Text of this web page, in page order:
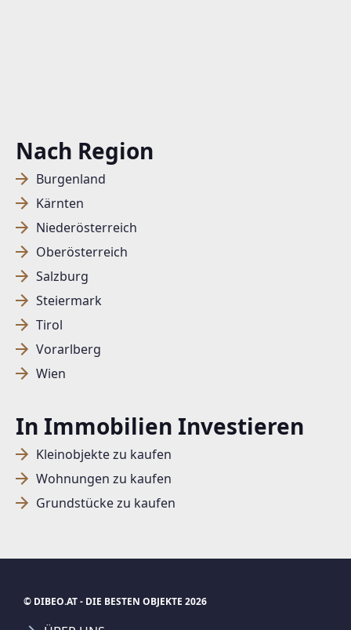
Nach Region
Burgenland
Kärnten
Niederösterreich
Oberösterreich
Salzburg
Steiermark
Tirol
Vorarlberg
Wien
In Immobilien Investieren
Kleinobjekte zu kaufen
Wohnungen zu kaufen
Grundstücke zu kaufen
Jetzt Suchagent anlegen
SUCHAGENT ANLEGEN FÜR DIE
AKTUELLEN SUCHKRITERIEN
Treffer verfeinern
Ich stimme der Verarbeitung meiner Daten, wie
in denDatenschutzbestimmungen
zu.
Suchagent anlegen
© DIBEO.AT - DIE BESTEN OBJEKTE 2026